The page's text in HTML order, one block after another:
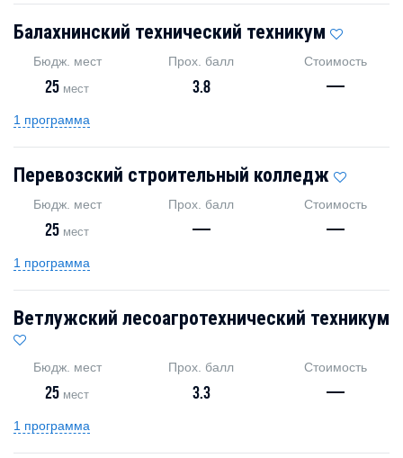
Балахнинский технический техникум
Бюдж. мест
25 мест
Прох. балл
3.8
Стоимость
—
1 программа
Перевозский строительный колледж
Бюдж. мест
25 мест
Прох. балл
—
Стоимость
—
1 программа
Ветлужский лесоагротехнический техникум
Бюдж. мест
25 мест
Прох. балл
3.3
Стоимость
—
1 программа